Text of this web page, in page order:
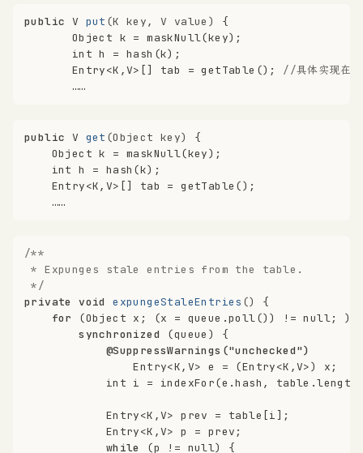
public V put (K key, V value)
{
Object k = maskNull(key);
int h = hash(k);
       Entry<K,V>[] tab = getTable();
//具体实现在
       ……
public V get (Object key)
{
Object k = maskNull(key);
int
h = hash(k);
    Entry<K,V>[] tab = getTable();
    ……
/**
* Expunges stale entries from the table.
*/
private
void expungeStaleEntries ()
{
for
(Object x; (x = queue.poll()) != null; )
synchronized
(queue) {
@SuppressWarnings("unchecked")
                Entry<K,V> e = (Entry<K,V>) x;
int i = indexFor(e.hash,
            Entry<K,V> prev = table[i];
            Entry<K,V> p = prev;
while
(p != null) {